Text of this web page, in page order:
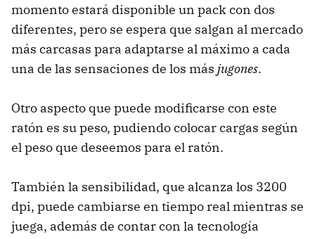
momento estará disponible un pack con dos
diferentes, pero se espera que salgan al mercado
más carcasas para adaptarse al máximo a cada
una de las sensaciones de los más jugones.
Otro aspecto que puede modificarse con este
ratón es su peso, pudiendo colocar cargas según
el peso que deseemos para el ratón.
También la sensibilidad, que alcanza los 3200
dpi, puede cambiarse en tiempo real mientras se
juega, además de contar con la tecnología